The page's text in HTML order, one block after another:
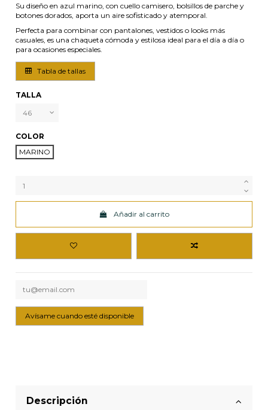
Su diseño en azul marino, con cuello camisero, bolsillos de parche y
botones dorados, aporta un aire sofisticado y atemporal.
Perfecta para combinar con pantalones, vestidos o looks más
casuales, es una chaqueta cómoda y estilosa ideal para el día a día o
para ocasiones especiales.
Tabla de tallas
TALLA
COLOR
MARINO
Añadir al carrito
Descripción